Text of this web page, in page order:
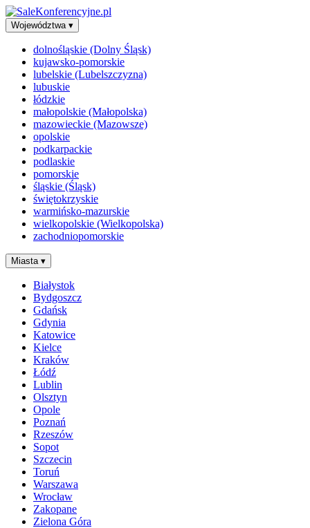
Województwa ▾
dolnośląskie (Dolny Śląsk)
kujawsko-pomorskie
lubelskie (Lubelszczyzna)
lubuskie
łódzkie
małopolskie (Małopolska)
mazowieckie (Mazowsze)
opolskie
podkarpackie
podlaskie
pomorskie
śląskie (Śląsk)
świętokrzyskie
warmińsko-mazurskie
wielkopolskie (Wielkopolska)
zachodniopomorskie
Miasta ▾
Białystok
Bydgoszcz
Gdańsk
Gdynia
Katowice
Kielce
Kraków
Łódź
Lublin
Olsztyn
Opole
Poznań
Rzeszów
Sopot
Szczecin
Toruń
Warszawa
Wrocław
Zakopane
Zielona Góra